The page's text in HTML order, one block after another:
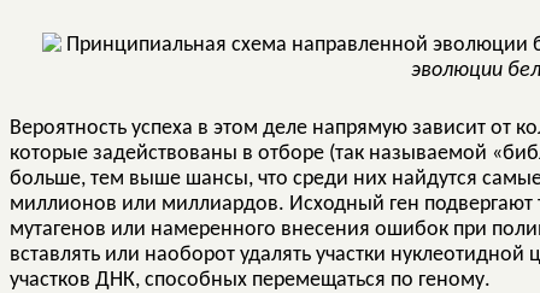
эволюции
Вероятность успеха в этом деле напрямую зависит от
которые задействованы в отборе (так называемой
больше, тем выше шансы, что среди них найдутся
миллионов или миллиардов. Исходный ген
мутагенов или намеренного внесения ошибок при
вставлять или наоборот удалять участки
участков ДНК, способных перемещаться по геному.